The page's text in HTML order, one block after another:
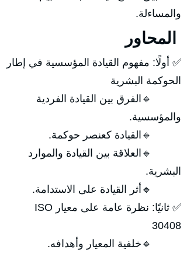
والمساءلة.
✅ أولًا: مفهوم القيادة المؤسسية في إطار
الحوكمة البشرية
🔹الفرق بين القيادة الفردية
والمؤسسية.
🔹القيادة كعنصر حوكمة.
🔹العلاقة بين القيادة والموارد
البشرية.
🔹أثر القيادة على الاستدامة.
✅ ثانيًا: نظرة عامة على معيار ISO
30408
🔹خلفية المعيار وأهدافه.